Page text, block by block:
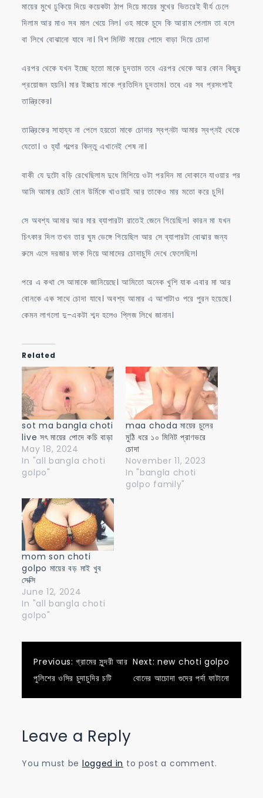
মায়ের মুখে ঢুকিয়ে দিয়ে কয়েকটা ঠাপ দিয়ে মায়ের মুখের ভিতরেই বীর্য ঢেলে
দিলাম আর মাও সব মাল খেয়ে নিল। ওহ মাকে চুদে কি আরাম পেলাম তা বলে
বা লিখে বোঝানো যাবে না। বিশ মিনিট মায়ের পোদে বাড়া দিয়ে চোদা
এরপর থেকে যখন ইচ্ছে হতো মাকে চুদতাম তবে এরপর থেকে আর কোন কিছুর
প্রয়োজন হয়নি। মার ইচ্ছায় মাকে প্রতিদিন চুদতাম। তবে এর সব প্রসংশাই
তান্ত্রিকের।
তান্ত্রিকের সাহায্য না পেলে হয়তো মাকে চোদার স্বপ্নটা আমার স্বপ্নই থেকে
যেতো। ও হ্যাঁ গল্পের কিন্তু এখানেই শেষ না।
বাকী যে দুটো বড়ি রেখেছিলাম দুধে মিশিয়ে ওটা পরদিন মা দোকানে যাওয়ার পর
আমি আমার ছোট বোন উর্মিকে খাওয়াই আর তাকেও মার মতো করে চুদি।
সে অবশ্য আমার আর মার ব্যাপারটা রাতেই জেনে গিয়েছিল। কারন মা যখন
চিৎকার দিল তখন তার ঘুম ভেঙ্গে গিয়েছিল আর সে ব্যাপারটা বোঝার জন্য
রুমে এসে দরজার ফাক দিয়ে আমাদের চোদাচুদি দেখে ফেলেছিল।
পরে এ কথা সে আমাকে জানিয়েছে। আমিতো অনেক খুশি যাক এবার মা আর
বোনকে এক সাথে চোদা যাবে। অবশ্য আমার এ আশাটাও পরে পুরন হয়েছে।
কেমন লাগলো দু-একটা শব্দ হলেও প্লিজ লিখে জানান।
Related
sot ma bangla choti
live সৎ মায়ের পোদে কচি বাড়া
May 18, 2024
In "all bangla choti
golpo"
maa choda মায়ের চুলের
মুঠি ধরে ১০ মিনিট প্রাণভরে
চোদা
November 11, 2023
In "bangla choti
golpo family"
mom son choti
golpo মায়ের বড় মাই খুব
সেক্সি
June 12, 2024
In "all bangla choti
golpo"
Post
navigation
Previous: গ্রামের সুন্দরী আর
পুলিশের ওসির চুদাচুদির চটি
Next: new choti golpo
বোনের আচোদা গুদের পর্দা ফাটানো
Leave a Reply
You must be logged in to post a comment.